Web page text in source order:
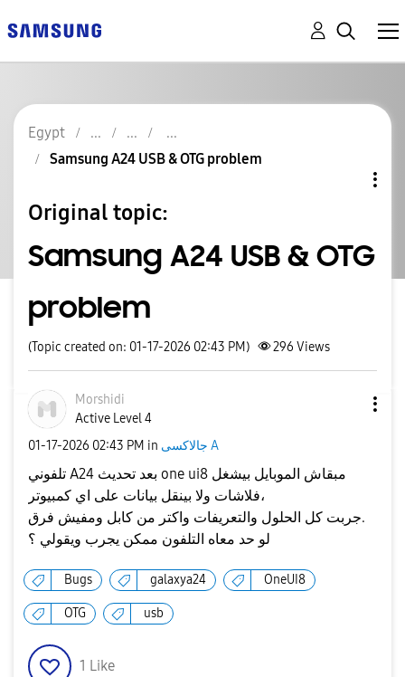
Egypt
Samsung A24 USB & OTG problem
Original topic:
Samsung A24 USB & OTG
problem
(Topic created on: 01-17-2026 02:43 PM) 296 Views
Morshidi
Active Level 4
‎01-17-2026 02:43 PM in جالاكسى A
تلفوني A24 بعد تحديث one ui8 مبقاش الموبايل بيشغل
فلاشات ولا بينقل بيانات على اي كمبيوتر،
جربت كل الحلول والتعريفات واكتر من كابل ومفيش فرق.
Bugs galaxya24 OneUI8
OTG usb
1 Like